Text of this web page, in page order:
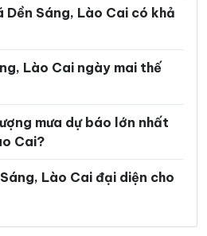
Xã Mù Cang Chải
Xã Mường Lai
Xã Nậm Có
Xã Nghĩa Đô
Xã Phong Dụ Thượng
Sáng, Lào Cai có khả
Lào Cai ngày mai thế
mưa dự báo lớn nhất
Cai?
Lào Cai đại diện cho